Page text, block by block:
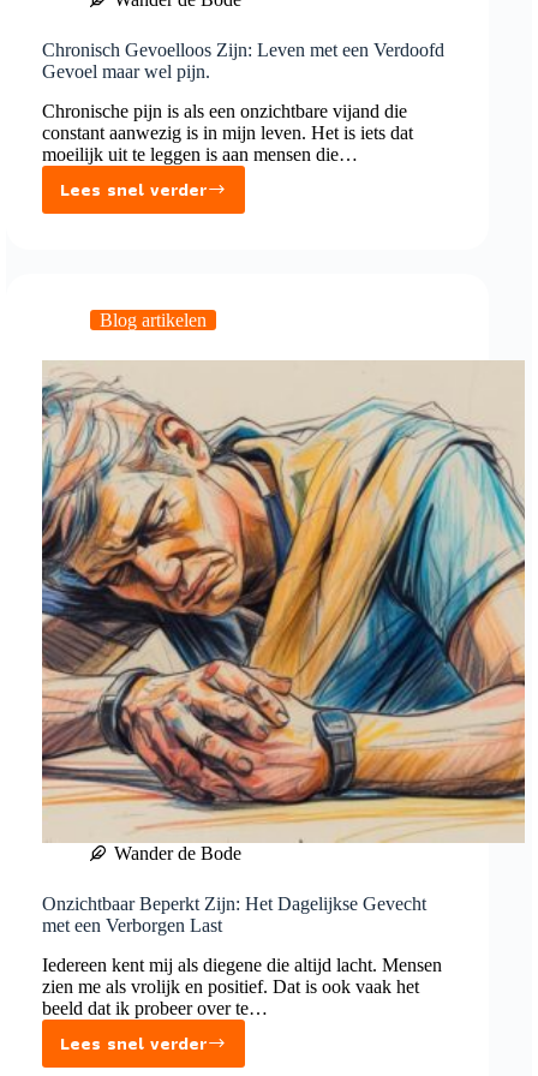
Chronisch Gevoelloos Zijn: Leven met een Verdoofd
Gevoel maar wel pijn.
Chronische pijn is als een onzichtbare vijand die
constant aanwezig is in mijn leven. Het is iets dat
moeilijk uit te leggen is aan mensen die…
Lees snel verder
Chronisch
met
Gevoel
maar
wel
pijn.
Blog artikelen
Wander de Bode
Onzichtbaar Beperkt Zijn: Het Dagelijkse Gevecht
met een Verborgen Last
Iedereen kent mij als diegene die altijd lacht. Mensen
zien me als vrolijk en positief. Dat is ook vaak het
beeld dat ik probeer over te…
Lees snel verder
Onzichtbaar